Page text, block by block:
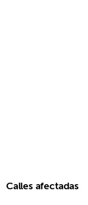
Calles afectadas